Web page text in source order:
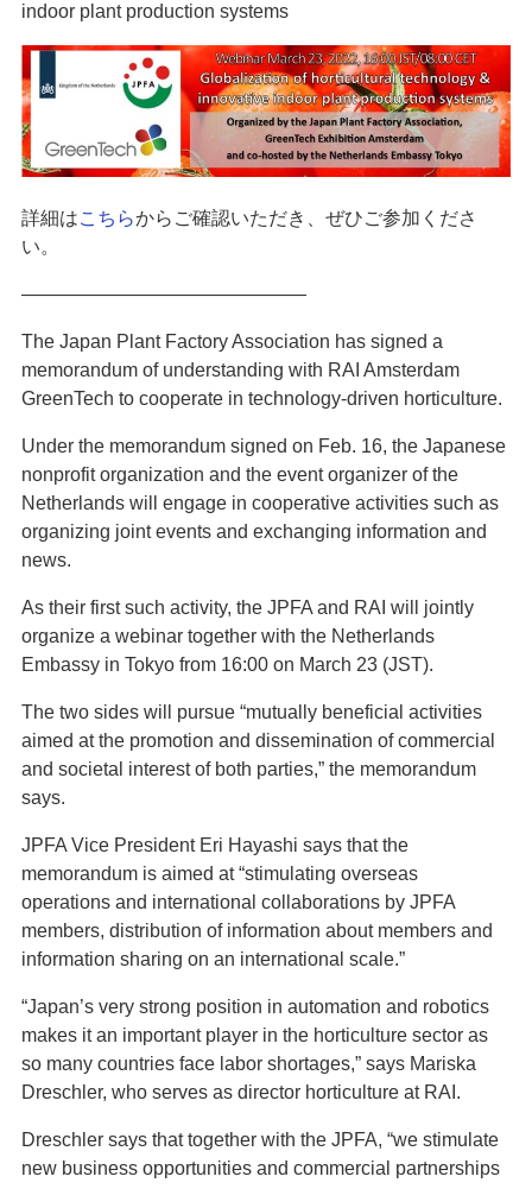
indoor plant production systems
詳細はこちらからご確認いただき、ぜひご参加くださ
い。
———————————————
The Japan Plant Factory Association has signed a
memorandum of understanding with RAI Amsterdam
GreenTech to cooperate in technology-driven horticulture.
Under the memorandum signed on Feb. 16, the Japanese
nonprofit organization and the event organizer of the
Netherlands will engage in cooperative activities such as
organizing joint events and exchanging information and
news.
As their first such activity, the JPFA and RAI will jointly
organize a webinar together with the Netherlands
Embassy in Tokyo from 16:00 on March 23 (JST).
The two sides will pursue “mutually beneficial activities
aimed at the promotion and dissemination of commercial
and societal interest of both parties,” the memorandum
says.
JPFA Vice President Eri Hayashi says that the
memorandum is aimed at “stimulating overseas
operations and international collaborations by JPFA
members, distribution of information about members and
information sharing on an international scale.”
“Japan’s very strong position in automation and robotics
makes it an important player in the horticulture sector as
so many countries face labor shortages,” says Mariska
Dreschler, who serves as director horticulture at RAI.
Dreschler says that together with the JPFA, “we stimulate
new business opportunities and commercial partnerships